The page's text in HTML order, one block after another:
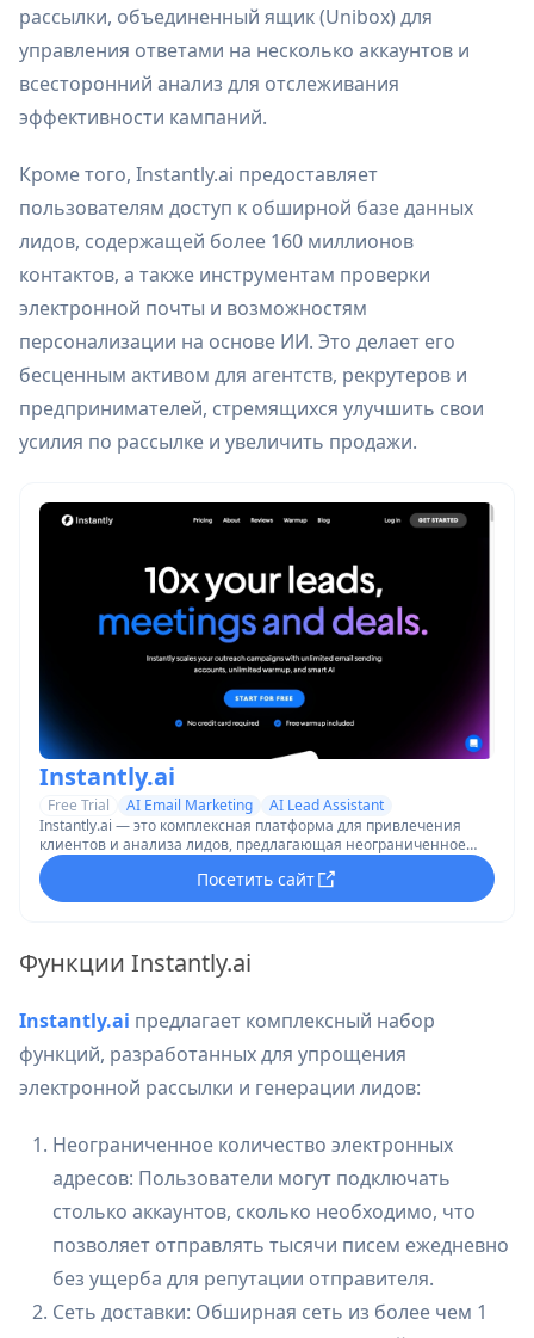
рассылки, объединенный ящик (Unibox) для
управления ответами на несколько аккаунтов и
всесторонний анализ для отслеживания
эффективности кампаний.
Кроме того, Instantly.ai предоставляет
пользователям доступ к обширной базе данных
лидов, содержащей более 160 миллионов
контактов, а также инструментам проверки
электронной почты и возможностям
персонализации на основе ИИ. Это делает его
бесценным активом для агентств, рекрутеров и
предпринимателей, стремящихся улучшить свои
усилия по рассылке и увеличить продажи.
Instantly.ai
Free Trial AI Email Marketing
AI Lead Assistant
Instantly.ai — это комплексная платформа для привлечения
клиентов и анализа лидов, предлагающая неограниченное
количество email-аккаунтов, автоматизированные рассылки,
оптимизацию доставляемости и функции на базе
искусственного интеллекта для масштабирования кампаний
Посетить сайт
Функции Instantly.ai
Instantly.ai предлагает комплексный набор
функций, разработанных для упрощения
электронной рассылки и генерации лидов:
Неограниченное количество электронных
адресов: Пользователи могут подключать
столько аккаунтов, сколько необходимо, что
позволяет отправлять тысячи писем ежедневно
без ущерба для репутации отправителя.
Сеть доставки: Обширная сеть из более чем 1